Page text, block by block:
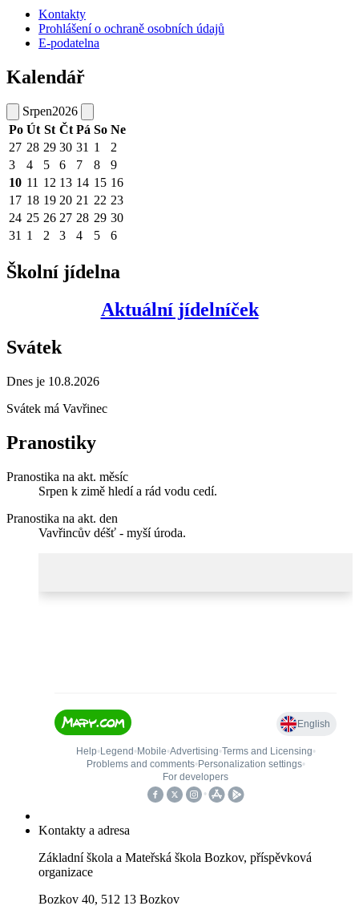
Kontakty
Prohlášení o ochraně osobních údajů
E-podatelna
Kalendář
Srpen2026
Po Út St Čt Pá So Ne
27 28 29 30 31 1
2
3
4 5 6 7 8
9
10 11 12 13 14 15 16
17 18 19 20 21 22 23
24 25 26 27 28 29 30
31 1 2 3 4 5 6
Školní jídelna
Aktuální jídelníček
Svátek
Dnes je 10.8.2026
Svátek má Vavřinec
Pranostiky
Pranostika na akt. měsíc
Srpen k zimě hledí a rád vodu cedí.
Pranostika na akt. den
Vavřincův déšť - myší úroda.
Kontakty a adresa
Základní škola a Mateřská škola Bozkov, příspěvková
organizace
Bozkov 40, 512 13 Bozkov